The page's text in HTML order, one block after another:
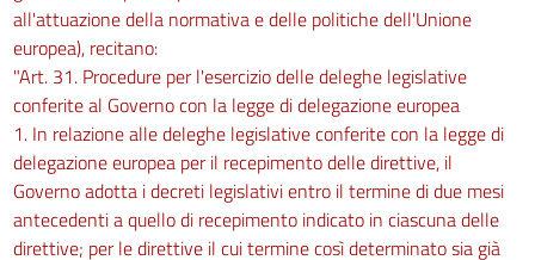
all'attuazione della normativa e delle politiche dell'Unione
europea), recitano:
"Art. 31. Procedure per l'esercizio delle deleghe legislative
conferite al Governo con la legge di delegazione europea
1. In relazione alle deleghe legislative conferite con la legge di
delegazione europea per il recepimento delle direttive, il
Governo adotta i decreti legislativi entro il termine di due mesi
antecedenti a quello di recepimento indicato in ciascuna delle
direttive; per le direttive il cui termine così determinato sia già